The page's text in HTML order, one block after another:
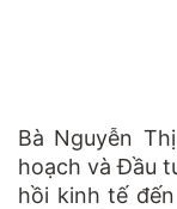
Bà Nguyễn
hoạch và Đầu
hồi kinh tế